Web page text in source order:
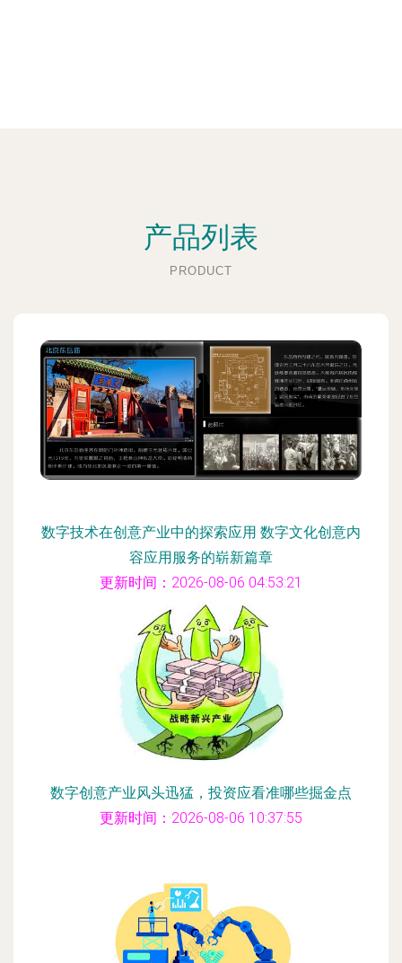
产品列表
PRODUCT
数字技术在创意产业中的探索应用 数字文化创意内
容应用服务的崭新篇章
更新时间：2026-08-06 04:53:21
数字创意产业风头迅猛，投资应看准哪些掘金点
更新时间：2026-08-06 10:37:55